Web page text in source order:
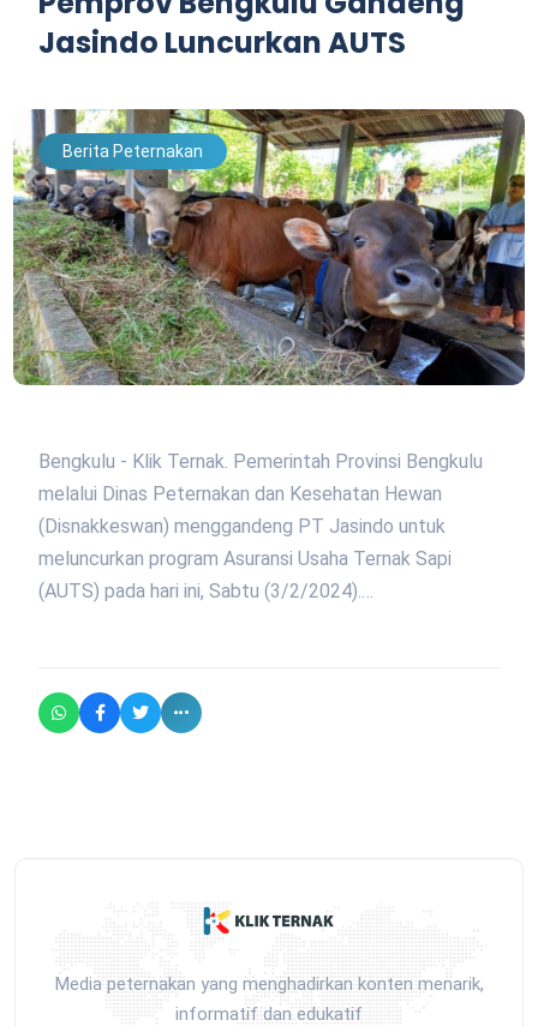
Jasindo Luncurkan AUTS
Berita Peternakan
Bengkulu - Klik Ternak. Pemerintah Provinsi Bengkulu
melalui Dinas Peternakan dan Kesehatan Hewan
(Disnakkeswan) menggandeng PT Jasindo untuk
meluncurkan program Asuransi Usaha Ternak Sapi
(AUTS) pada hari ini, Sabtu (3/2/2024).…
Media peternakan yang menghadirkan konten menarik,
informatif dan edukatif